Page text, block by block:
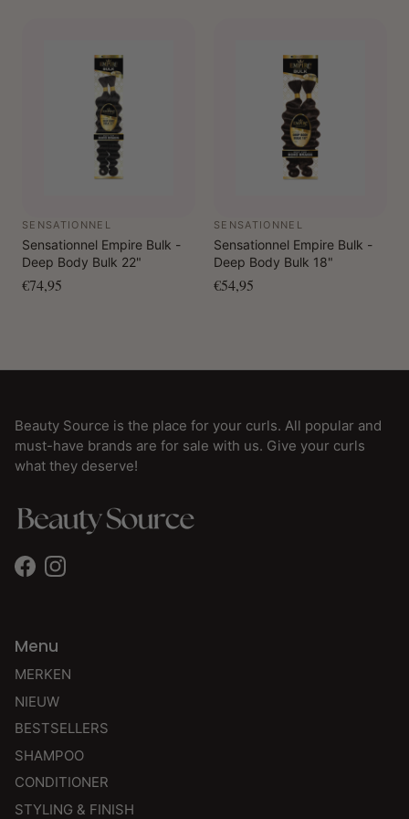
SENSATIONNEL
Sensationnel Empire Bulk -
Deep Body Bulk 22"
€74,95
SENSATIONNEL
Sensationnel Empire Bulk -
Deep Body Bulk 18"
€54,95
Beauty Source is the place for your curls. All popular and
must-have brands are for sale with us. Give your curls
what they deserve!
FacebookInstagram
Menu
MERKEN
NIEUW
BESTSELLERS
SHAMPOO
CONDITIONER
STYLING & FINISH